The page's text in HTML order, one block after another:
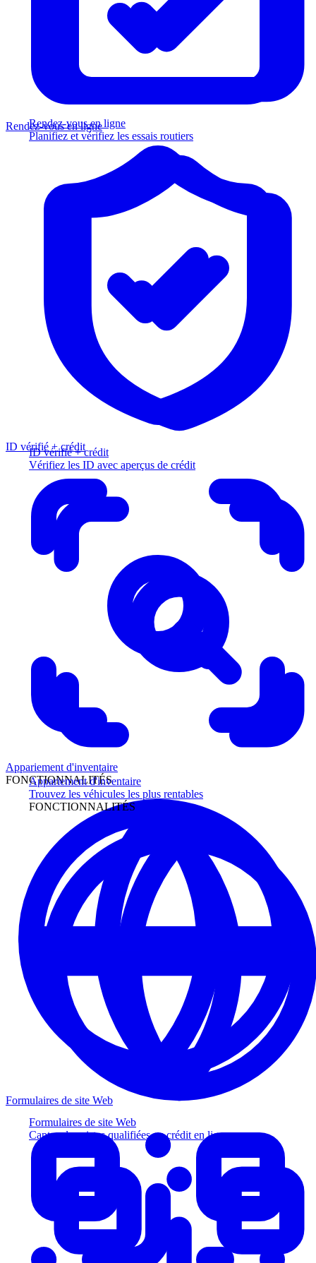
Rendez-vous en ligne
Planifiez et vérifiez les essais routiers
ID vérifié + crédit
Vérifiez les ID avec aperçus de crédit
Appariement d'inventaire
Trouvez les véhicules les plus rentables
FONCTIONNALITÉS
Formulaires de site Web
Captez des pistes qualifiées au crédit en ligne
Rendez-vous en ligne
ID vérifié + crédit
Appariement d'inventaire
FONCTIONNALITÉS
Formulaires de site Web